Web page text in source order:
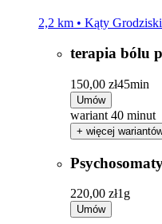
2,2 km • Kąty
terapia bólu
150,00 zł45min
Umów
wariant 40 minut
+ więcej
220,00 zł1g
Umów